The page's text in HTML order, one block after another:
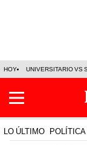
HOY UNIVERSITARIO VS
LO ÚLTIMO POLÍTICA